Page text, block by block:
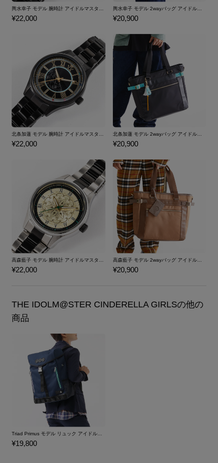
¥22,000
輿水幸子 モデル 2wayバッグ アイドルマスター シンデレラガールズ
¥20,900
¥22,000
北条加蓮 モデル 2wayバッグ アイドルマスター シンデレラガールズ
¥20,900
¥22,000
高森藍子 モデル 2wayバッグ アイドルマスター シンデレラガールズ
¥20,900
THE IDOLM@STER CINDERELLA GIRLSの他の
商品
¥19,800